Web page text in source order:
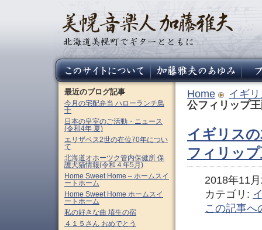
Home
イギ
公フィリップ
イギリス
フィリッ
2018年11
カテゴリ:
この記事へ
最近のブログ記事
今月の宅配弁当 ハローランチ鳥
十
日本の皇室のご活動・ニュース
(令和4年 夏)
エリザベス2世の在位70年につい
て
北海道オホーツク管内保健所 保
護犬猫情報(令和４年5月)
Home Sweet Home – ホームスイ
ートホーム
Home Sweet Home ホームスイ
ートホーム
私の好きな曲 埴生の宿
４１５さん おめでとう